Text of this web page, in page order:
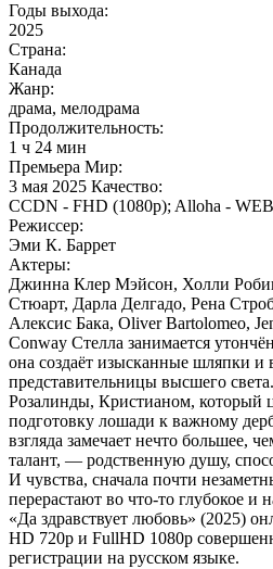
Годы выхода:
2025
Страна:
Канада
Жанр:
драма, мелодрама
Продолжительность:
1 ч 24 мин
Премьера Мир:
3 мая 2025 Качество:
CCDN - FHD (1080p); Alloha -
Режиссер:
Эми К. Баррет
Актеры:
Джинна Клер Мэйсон, Холли
Стюарт, Дарла Делгадо, Рена
Алексис Бака, Oliver Bartolomeo,
Conway Стелла занимается
она создаёт изысканные шляпки и
представительницы высшего
Розалинды, Кристианом, который
подготовку лошади к важному
взгляда замечает нечто большее,
талант, — родственную душу,
И чувства, сначала почти
перерастают во что-то глубокое и
«Да здравствует любовь» (2025)
HD 720p и FullHD 1080p
регистрации на русском языке.